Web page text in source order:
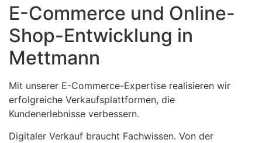
E-Commerce und Online-
Shop-Entwicklung in
Mettmann
Mit unserer E-Commerce-Expertise realisieren wir
erfolgreiche Verkaufsplattformen, die
Kundenerlebnisse verbessern.
Digitaler Verkauf braucht Fachwissen. Von der